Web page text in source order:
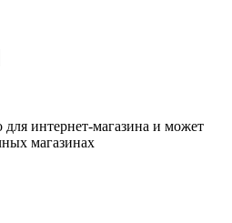
для интернет-магазина и может
магазинах